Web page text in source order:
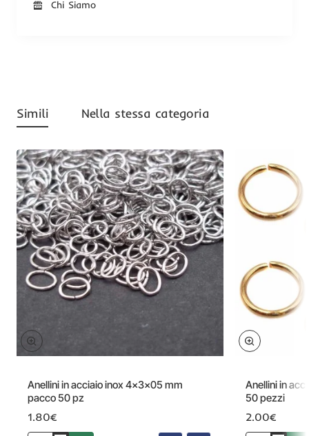
Chi Siamo
Simili Nella stessa categoria
Anellini in acciaio inox 4x3x05 mm
pacco 50 pz
1.80€
Anellini in
50 pezzi
2.00€